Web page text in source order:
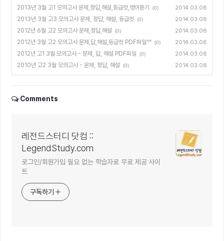
2013년 3월 고1 모의고사 문제,정답,해설,등급컷,영어듣기 (0) 2014.03.08
2013년 3월 고3 모의고사 문제, 정답, 해설, 등급컷 (0) 2014.03.08
2012년 6월 고2 모의고사 문제,정답,해설 (0) 2014.03.08
2012년 3월 고2 모의고사 문제,답,해설,등급컷 PDF파일^^ (0) 2014.03.08
2012년 고1 3월 모의고사 - 문제, 답, 해설 PDF파일 (0) 2014.03.08
2010년 고2 3월 모의고사 - 문제, 정답, 해설 (0) 2014.03.08
Comments
레전드스터디 닷컴 ::
LegendStudy.com
로그인/회원가입 필요 없는 학습자료 무료 제공 사이
트
구독하기